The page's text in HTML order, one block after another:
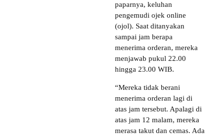
paparnya, keluhan
pengemudi ojek online
(ojol). Saat ditanyakan
sampai jam berapa
menerima orderan, mereka
menjawab pukul 22.00
hingga 23.00 WIB.
“Mereka tidak berani
menerima orderan lagi di
atas jam tersebut. Apalagi di
atas jam 12 malam, mereka
merasa takut dan cemas. Ada